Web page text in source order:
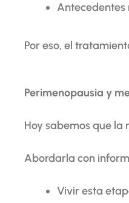
Antecedentes
Por eso, el
Perimenopausia y
Hoy sabemos que la
Abordarla con
Vivir esta